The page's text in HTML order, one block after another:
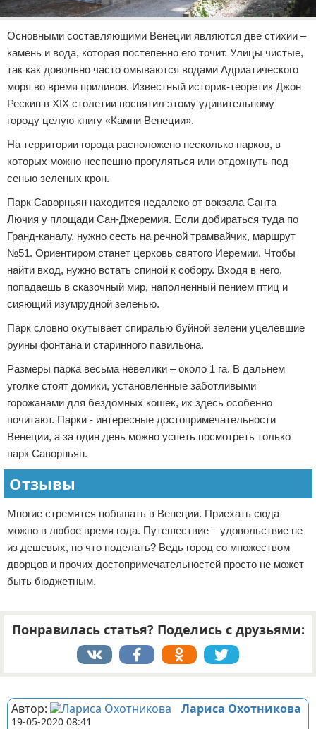
Основными составляющими Венеции являются две стихии –
камень и вода, которая постепенно его точит. Улицы чистые,
так как довольно часто омываются водами Адриатического
моря во время приливов. Известный историк-теоретик Джон
Рескин в XIX столетии посвятил этому удивительному
городу целую книгу «Камни Венеции».
На территории города расположено несколько парков, в
которых можно неспешно прогуляться или отдохнуть под
сенью зеленых крон.
Парк Саворньян находится недалеко от вокзала Санта
Лючия у площади Сан-Джеремия. Если добираться туда по
Гранд-каналу, нужно сесть на речной трамвайчик, маршрут
№51. Ориентиром станет церковь святого Иеремии. Чтобы
найти вход, нужно встать спиной к собору. Входя в него,
попадаешь в сказочный мир, наполненный пением птиц и
сияющий изумрудной зеленью.
Парк словно окутывает спиралью буйной зелени уцелевшие
руины фонтана и старинного павильона.
Размеры парка весьма невелики – около 1 га. В дальнем
уголке стоят домики, установленные заботливыми
горожанами для бездомных кошек, их здесь особенно
почитают. Парки - интересные достопримечательности
Венеции, а за один день можно успеть посмотреть только
парк Саворньян.
Отзывы
Многие стремятся побывать в Венеции. Приехать сюда
можно в любое время года. Путешествие – удовольствие не
из дешевых, но что поделать? Ведь город со множеством
дворцов и прочих достопримечательностей просто не может
быть бюджетным.
Понравилась статья? Поделись с друзьями:
Автор: Лариса Охотникова
19-05-2020 08:41